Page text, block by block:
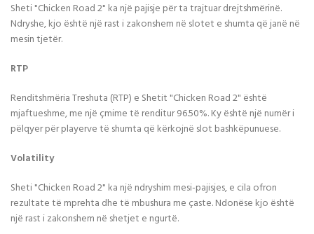
Sheti "Chicken Road 2" ka një pajisje për ta trajtuar drejtshmërinë.
Ndryshe, kjo është një rast i zakonshem në slotet e shumta që janë në
mesin tjetër.
RTP
Renditshmëria Treshuta (RTP) e Shetit "Chicken Road 2" është
mjaftueshme, me një çmime të renditur 96.50%. Ky është një numër i
pëlqyer për playerve të shumta që kërkojnë slot bashkëpunuese.
Volatility
Sheti "Chicken Road 2" ka një ndryshim mesi-pajisjes, e cila ofron
rezultate të mprehta dhe të mbushura me çaste. Ndonëse kjo është
një rast i zakonshem në shetjet e ngurtë.